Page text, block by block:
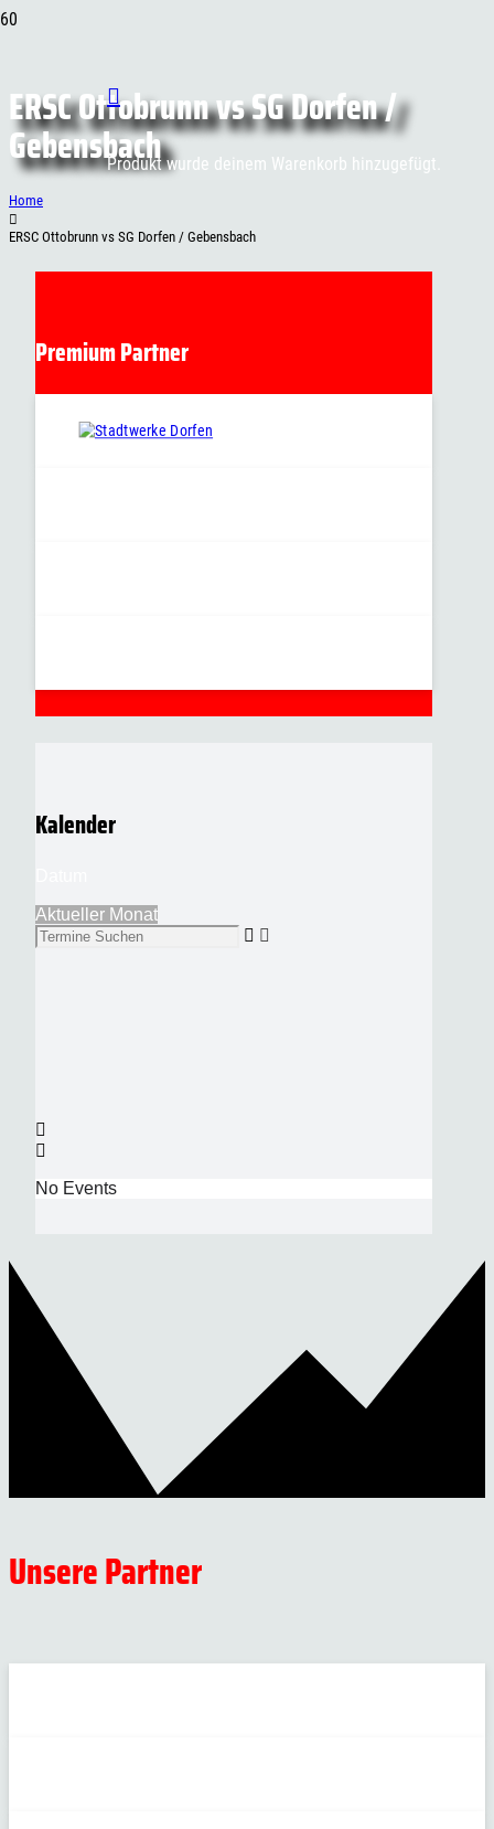
Produktwurde deinem Warenkorb hinzugefügt.
ERSC Ottobrunn vs SG Dorfen /
Gebensbach
Home
ERSC Ottobrunn vs SG Dorfen / Gebensbach
Premium Partner
Kalender
Aktueller Monat
No Events
Unsere Partner